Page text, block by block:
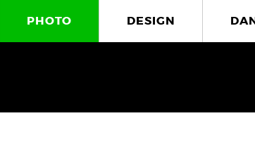
PHOTO DESIGN